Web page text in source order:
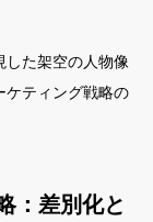
した架空の人物像
ケティング戦略の
：差別化と